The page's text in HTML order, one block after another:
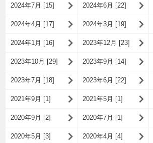
2024年7月 [15] 2024年6月 [22]
2024年4月 [17] 2024年3月 [19]
2024年1月 [16] 2023年12月 [23]
2023年10月 [29] 2023年9月 [14]
2023年7月 [18] 2023年6月 [22]
2021年9月 [1] 2021年5月 [1]
2020年9月 [2] 2020年7月 [1]
2020年5月 [3] 2020年4月 [4]